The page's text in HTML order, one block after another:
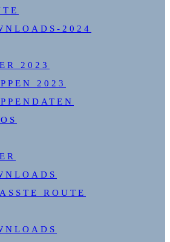
2024
2023
2023
ROUTE